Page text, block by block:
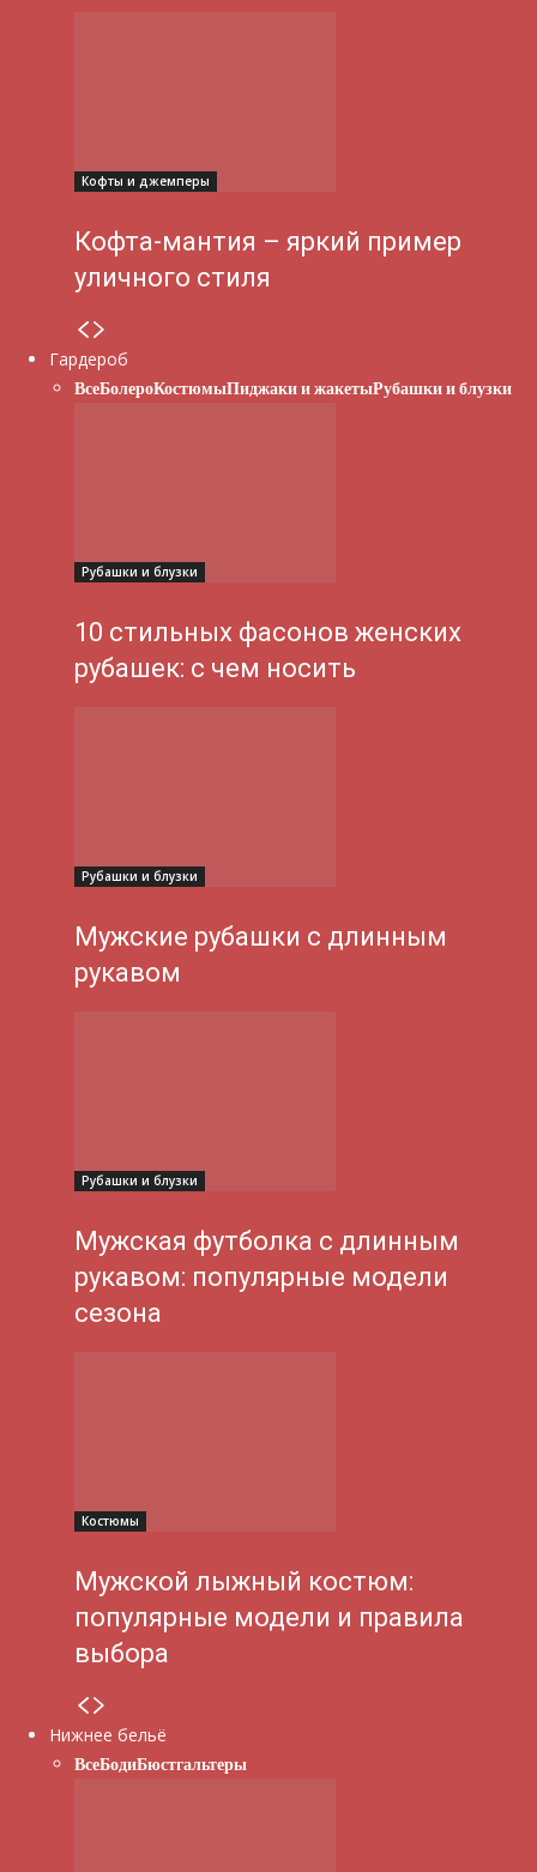
Кофты и джемперы
Кофта-мантия – яркий пример
уличного стиля
Гардероб
ВсеБолероКостюмыПиджаки и жакетыРубашки и блузки
Рубашки и блузки
10 стильных фасонов женских
рубашек: с чем носить
Рубашки и блузки
Мужские рубашки с длинным
рукавом
Рубашки и блузки
Мужская футболка с длинным
рукавом: популярные модели
сезона
Костюмы
Мужской лыжный костюм:
популярные модели и правила
выбора
Нижнее бельё
ВсеБодиБюстгальтеры